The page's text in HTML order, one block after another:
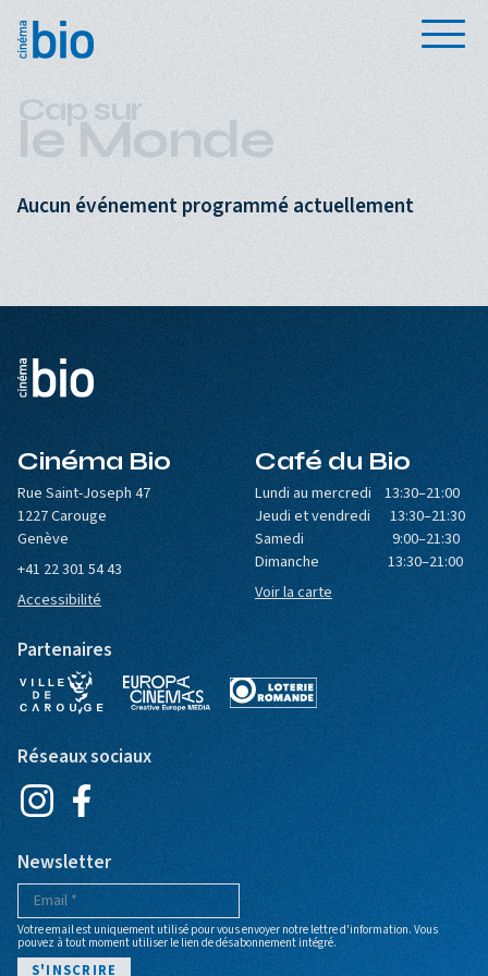
Cap sur
le Monde
Aucun événement programmé actuellement
Cinéma Bio
Rue Saint-Joseph 47
1227 Carouge
Genève
+41 22 301 54 43
Accessibilité
Café du Bio
Lundi au mercredi 13:30–21:00
Jeudi et vendredi 13:30–21:30
Samedi 9:00–21:30
Dimanche 13:30–21:00
Voir la carte
Partenaires
Réseaux sociaux
Newsletter
Votre email est uniquement utilisé pour vous envoyer notre lettre d'information. Vous
pouvez à tout moment utiliser le lien de désabonnement intégré.